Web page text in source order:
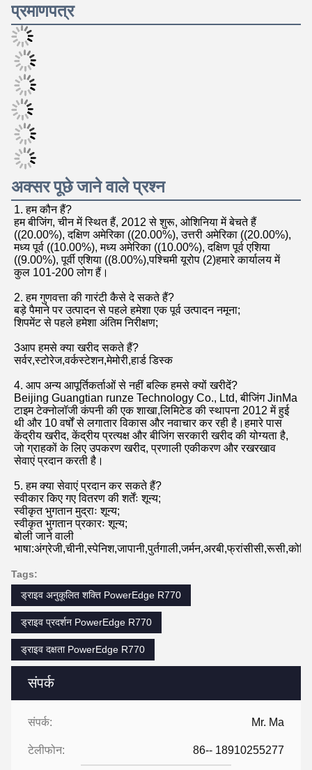
बीजिंग गुआंग्तियन रुन्जे टेक्नोलॉजी कं, लिमिटेड की स्थापना मार्च 2012
में 20 मिलियन युआन की पंजीकृत पूंजी के साथ की गई थी।मुख्य रूप से
उत्पादों की पूरी श्रृंखला की बिक्री और बिक्री के बाद सेवा में लगे हुए हैं,
वर्षों के निरंतर प्रयासों के बाद कंपनी ने 100 से अधिक चैनल बिक्री और
बिक्री के बाद सेवा कर्मियों के साथ, पूरे उत्तरी चीन और आसपास के
बाजारों में चैनल में विकसित किया है।बाद में, कंपनी ने एजेंट के रूप में कार्य
किया
विपणन चैनलों को और व्यापक बनाने और बाजार की प्रतिस्पर्धात्मकता
बढ़ाने के लिए, कंपनी ने एक दशक से अधिक के विकास के प्रयासों के
बाद,प्रबंधन अनुभव और बाजार विकास क्षमताओं का एक धन जमा किया है,
एक परिपूर्ण बिक्री चैनल की स्थापना। अमीरों द्वारा संचालित उत्पाद लाइन,
एक विस्तृत श्रृंखला को कवर करती है, जिसमें डेस्कटॉप कंप्यूटर, लैपटॉप
कंप्यूटर, सर्वर, नेटवर्क उत्पाद शामिल हैं,भंडारण उत्पादपिछले कुछ वर्षों में
हमने सरकारी एजेंसियों, शिक्षा, उद्यमों, वित्त, उद्योगों और उद्योगों के लिए
विभिन्न प्रकार के सूचना प्रौद्योगिकी समाधान भी उपलब्ध कराए हैं।डाक
और दूरसंचार, चिकित्सा और कई अन्य उद्योगों, ग्राहक-केंद्रित, ग्राहक-
पहले मूल दर्शन के अनुरूप, ग्राहकों के लिए अनुकूलित समाधान बनाने के
लिए।हमारे पास मांग विश्लेषण में समृद्ध उद्योग का अनुभव है, तकनीकी
प्रमाण, उपकरण चयन, नेटवर्क कार्यान्वयन, गुणवत्ता आश्वासन, संचालन
और रखरखाव, सेवा समर्थन और अन्य पहलुओं और ग्राहकों द्वारा अच्छी
तरह से प्राप्त किया जाता है,और कंपनी को चीन में एक उत्कृष्ट आईटी सेवा
प्रदाता बनाने के लिए दृढ़ है।.
उत्पाद की पैकेजिंग
रसद और परिवहन
प्रमाणपत्र
अक्सर पूछे जाने वाले प्रश्न
1. हम कौन हैं?
हम बीजिंग, चीन में स्थित हैं, 2012 से शुरू, ओशिनिया में बेचते हैं
((20.00%), दक्षिण अमेरिका ((20.00%), उत्तरी अमेरिका ((20.00%),
मध्य पूर्व ((10.00%), मध्य अमेरिका ((10.00%), दक्षिण पूर्व एशिया
((9.00%), पूर्वी एशिया ((8.00%),पश्चिमी यूरोप (2)हमारे कार्यालय में
कुल 101-200 लोग हैं।
2. हम गुणवत्ता की गारंटी कैसे दे सकते हैं?
शिपमेंट से पहले हमेशा अंतिम निरीक्षण;
3आप हमसे क्या खरीद सकते हैं?
सर्वर,स्टोरेज,वर्कस्टेशन,मेमोरी,हार्ड डिस्क